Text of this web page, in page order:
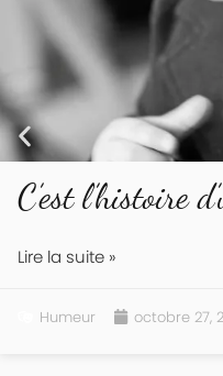
C’est l’histoire
Lire la suite »
Humeur octobre 27,